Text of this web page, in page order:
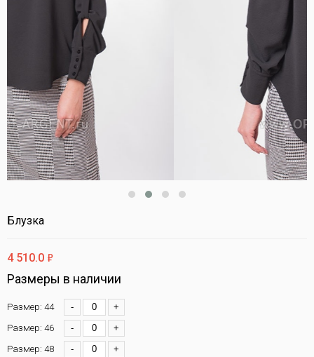
Блузка
4 510.0 ф
Размеры в наличии
Размер: 44 -
+
Размер: 46
-
+
Размер: 48
-
+